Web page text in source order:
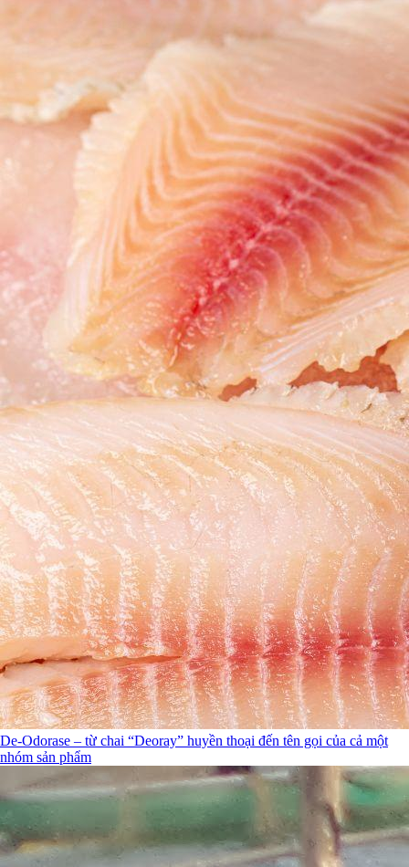
De-Odorase – từ chai “Deoray” huyền thoại đến tên gọi của cả một
nhóm sản phẩm